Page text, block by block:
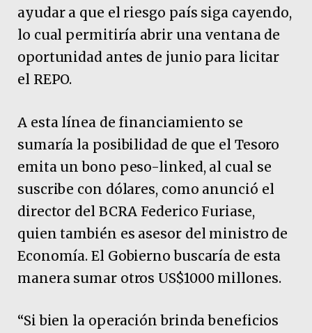
ayudar a que el riesgo país siga cayendo,
lo cual permitiría abrir una ventana de
oportunidad antes de junio para licitar
el REPO.
A esta línea de financiamiento se
sumaría la posibilidad de que el Tesoro
emita un bono peso-linked, al cual se
suscribe con dólares, como anunció el
director del BCRA Federico Furiase,
quien también es asesor del ministro de
Economía. El Gobierno buscaría de esta
manera sumar otros US$1000 millones.
“Si bien la operación brinda beneficios